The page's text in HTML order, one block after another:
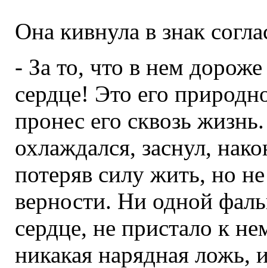
Она кивнула в знак
- За то, что в нем
сердце! Это его
пронес его сквозь
охлаждался, заснул,
потеряв силу жить, но
верности. Ни одной
сердце, не пристало к
никакая нарядная ложь,